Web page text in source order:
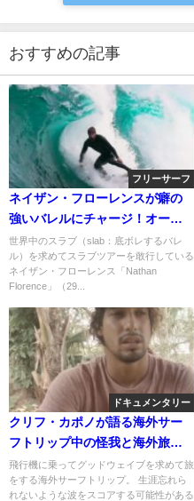
おすすめの記事
フリーサーフ
ネイザン・フローレンスが癖の
強いバレルにチャージ！オース
トラリアのスラブ動画
世界中のスラブ（slab：底ボレするバレ
ル）を求めてスラブツアーを敢行している
ネイザン・フローレンス「Nathan
Florence」（29...
ドキュメンタリー
クリフ・カポノが語る海外サー
フトリップ中の怪我と海外旅行
保険の必要性
飛行機に乗ってグッドウェイブを求めて旅
をする海外サーフトリップ。 生涯忘れら
れないような波をスコアする可能性がある